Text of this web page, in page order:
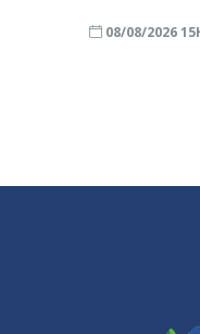
08/08/2026